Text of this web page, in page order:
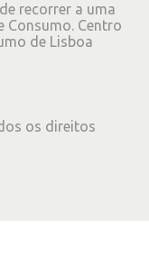
recorrer a uma
Consumo. Centro
de Lisboa
os direitos